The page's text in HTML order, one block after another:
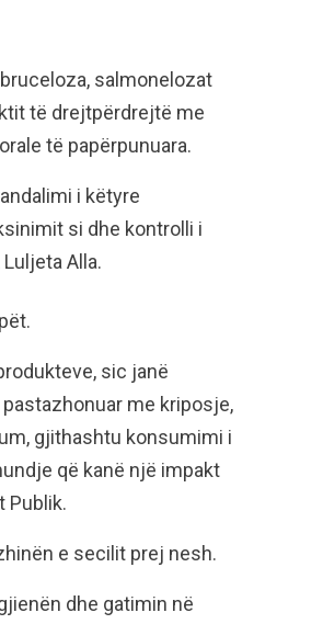
salmonelozat
të drejtpërdrejtë me
të papërpunuara.
i këtyre
si dhe kontrolli i
Alla.
sic janë
me kriposje,
gjithashtu konsumimi i
që kanë një impakt
Publik.
e secilit prej nesh.
dhe gatimin në